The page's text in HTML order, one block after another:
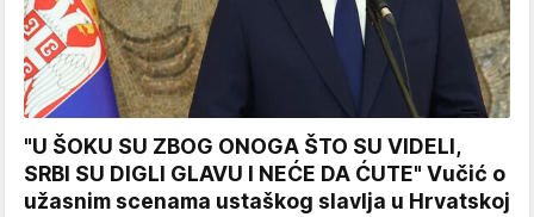
"U ŠOKU SU ZBOG ONOGA ŠTO SU VIDELI,
SRBI SU DIGLI GLAVU I NEĆE DA ĆUTE" Vučić o
užasnim scenama ustaškog slavlja u Hrvatskoj